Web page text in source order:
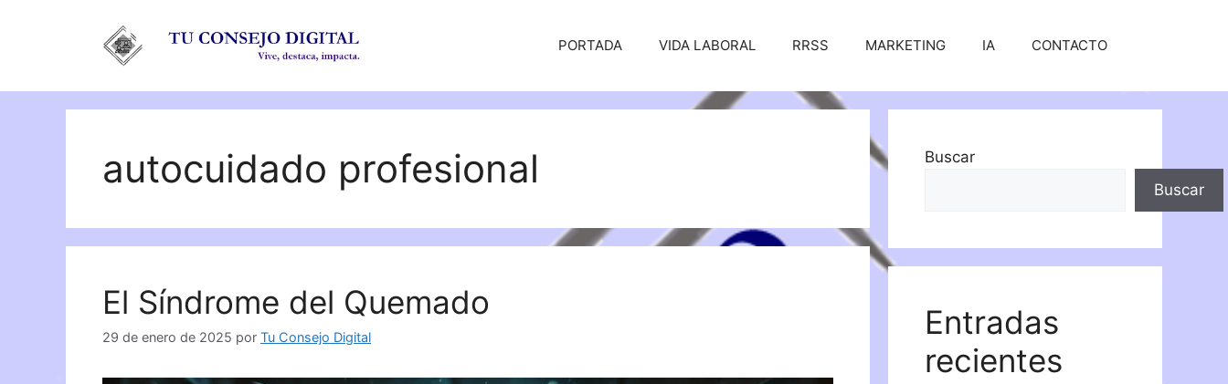
PORTADA VIDA LABORAL RRSS MARKETING IA CONTACTO
autocuidado profesional
El Síndrome del Quemado
29 de enero de 2025 por Tu Consejo Digital
Buscar
Buscar
Entradas
recientes